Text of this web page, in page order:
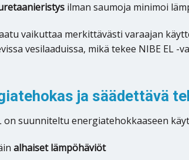
ilman saumoja minimoi
vaikuttaa merkittävästi varaajan
vesilaaduissa, mikä tekee NIBE EL
ja säädettävä
on suunniteltu energiatehokkaaseen
alhaiset lämpöhäviöt